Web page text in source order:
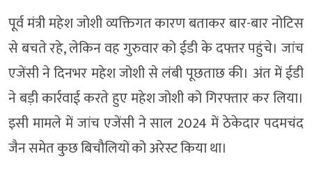
पूर्व मंत्री महेश जोशी व्यक्तिगत कारण बताकर बार-बार नोटिस
से बचते रहे, लेकिन वह गुरुवार को ईडी के दफ्तर पहुंचे। जांच
एजेंसी ने दिनभर महेश जोशी से लंबी पूछताछ की। अंत में ईडी
ने बड़ी कार्रवाई करते हुए महेश जोशी को गिरफ्तार कर लिया।
इसी मामले में जांच एजेंसी ने साल 2024 में ठेकेदार पदमचंद
जैन समेत कुछ बिचौलियों को अरेस्ट किया था।